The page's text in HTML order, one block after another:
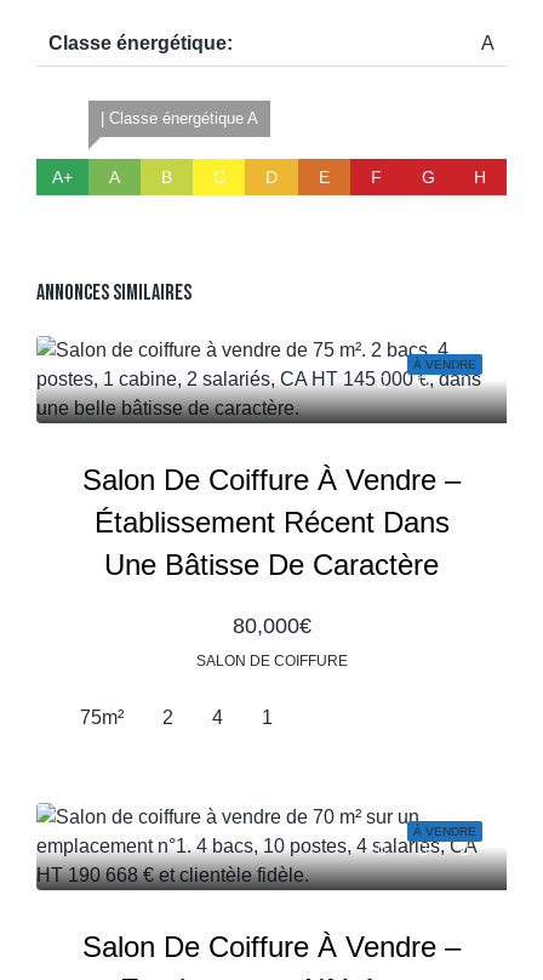
Classe énergétique: A
A+
| Classe énergétique A
A B C D E F G H
Annonces Similaires
À VENDRE
Salon De Coiffure À Vendre –
Établissement Récent Dans
Une Bâtisse De Caractère
80,000€
SALON DE COIFFURE
75m² 2 4 1
À VENDRE
Salon De Coiffure À Vendre –